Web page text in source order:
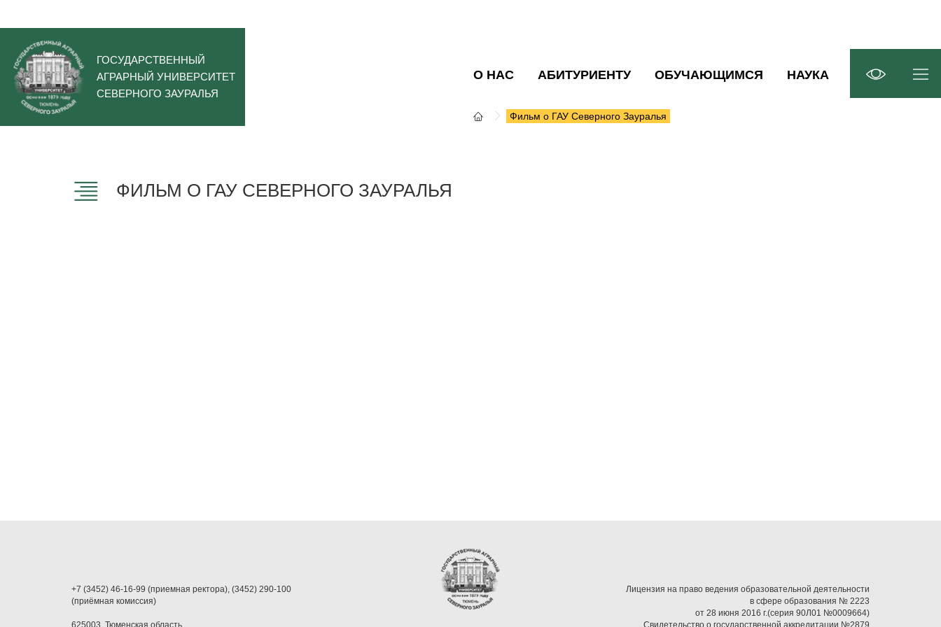
ГОСУДАРСТВЕННЫЙ
АГРАРНЫЙ УНИВЕРСИТЕТ
СЕВЕРНОГО ЗАУРАЛЬЯ
О НАС АБИТУРИЕНТУ ОБУЧАЮЩИМСЯ НАУКА
Фильм о ГАУ Северного Зауралья
ФИЛЬМ О ГАУ СЕВЕРНОГО ЗАУРАЛЬЯ
+7 (3452) 46-16-99 (приемная ректора), (3452) 290-100
(приёмная комиссия)
625003, Тюменская область,
Лицензия на право ведения образовательной деятельности
в сфере образования № 2223
от 28 июня 2016 г.(серия 90Л01 №0009664)
Свидетельство о государственной аккредитации №2879